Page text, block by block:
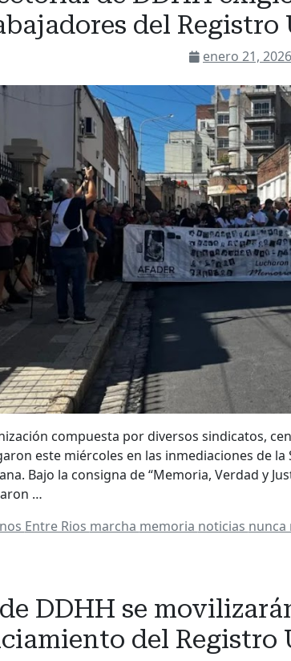
del Registro
enero 21, 2026
compuesta por diversos sindicatos,
este miércoles en las inmediaciones de la
Bajo la consigna de “Memoria, Verdad y
…
Entre Rios marcha memoria noticias nunca
DDHH se
del Registro